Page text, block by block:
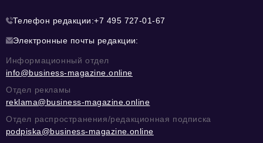
Телефон редакции:+7 495 727-01-67
Электронные почты редакции:
Информационный отдел
info@business-magazine.online
Отдел рекламы
reklama@business-magazine.online
Отдел распространения/редакционная подписка
podpiska@business-magazine.online